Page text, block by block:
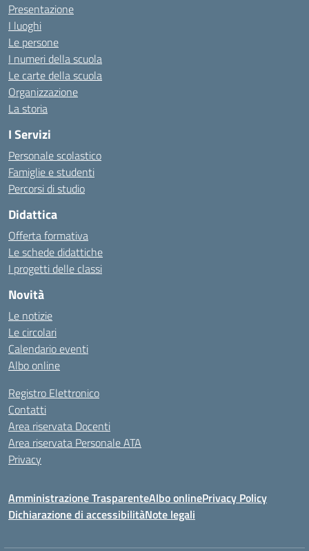
Presentazione
I luoghi
Le persone
I numeri della scuola
Le carte della scuola
Organizzazione
La storia
I Servizi
Personale scolastico
Famiglie e studenti
Percorsi di studio
Didattica
Offerta formativa
Le schede didattiche
I progetti delle classi
Novità
Le notizie
Le circolari
Calendario eventi
Albo online
Registro Elettronico
Contatti
Area riservata Docenti
Area riservata Personale ATA
Privacy
Amministrazione TrasparenteAlbo onlinePrivacy Policy
Dichiarazione di accessibilitàNote legali